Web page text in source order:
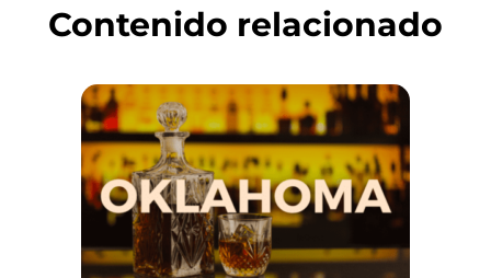
Contenido relacionado